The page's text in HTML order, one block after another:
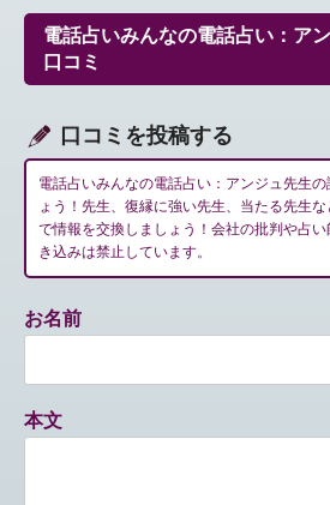
ー
シ
ョ
電話占いみんなの電話占い：ア
口コミ
口コミを投稿する
電話占いみんなの電話占い：アンジュ先生
ょう！先生、復縁に強い先生、当たる先生
で情報を交換しましょう！会社の批判や占
き込みは禁止しています。
お名前
本文